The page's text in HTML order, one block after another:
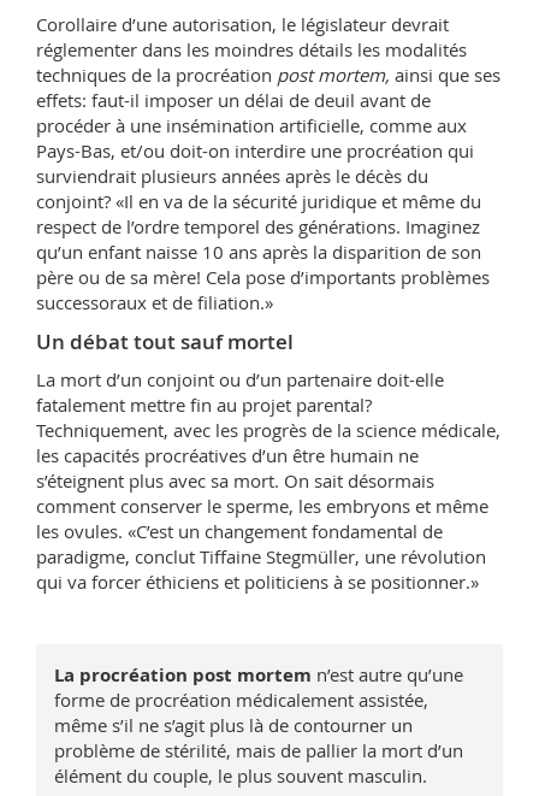
Corollaire d’une autorisation, le législateur devrait
réglementer dans les moindres détails les modalités
techniques de la procréation post mortem, ainsi que ses
effets: faut-il imposer un délai de deuil avant de
procéder à une insémination artificielle, comme aux
Pays-Bas, et/ou doit-on interdire une procréation qui
surviendrait plusieurs années après le décès du
conjoint? «Il en va de la sécurité juridique et même du
respect de l’ordre temporel des générations. Imaginez
qu’un enfant naisse 10 ans après la disparition de son
père ou de sa mère! Cela pose d’importants problèmes
successoraux et de filiation.»
Un débat tout sauf mortel
La mort d’un conjoint ou d’un partenaire doit-elle
fatalement mettre fin au projet parental?
Techniquement, avec les progrès de la science médicale,
les capacités procréatives d’un être humain ne
s’éteignent plus avec sa mort. On sait désormais
comment conserver le sperme, les embryons et même
les ovules. «C’est un changement fondamental de
paradigme, conclut Tiffaine Stegmüller, une révolution
qui va forcer éthiciens et politiciens à se positionner.»
La procréation post mortem n’est autre qu’une
forme de procréation médicalement assistée,
même s’il ne s’agit plus là de contourner un
problème de stérilité, mais de pallier la mort d’un
élément du couple, le plus souvent masculin.